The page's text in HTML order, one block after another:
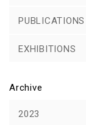
PUBLICATIONS
EXHIBITIONS
Archive
2023